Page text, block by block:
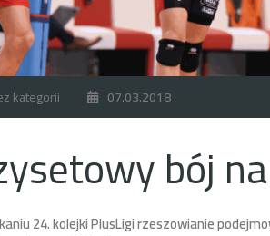
kategorii 07.03.2018
bój
24. kolejki PlusLigi rzeszowianie